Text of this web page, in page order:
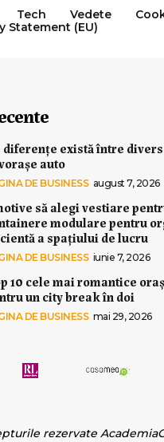
Tech Vedete
Statement (EU)
diferențe există între
auto
DE BUSINESS august 7, 2026
să alegi vestiare
modulare pentru
a spațiului de lucru
DE BUSINESS iunie 7, 2026
10 cele mai romantice
un city break în doi
DE BUSINESS mai 29, 2026
rezervate